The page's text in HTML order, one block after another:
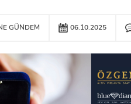
GÜNDEM 06.10.2025